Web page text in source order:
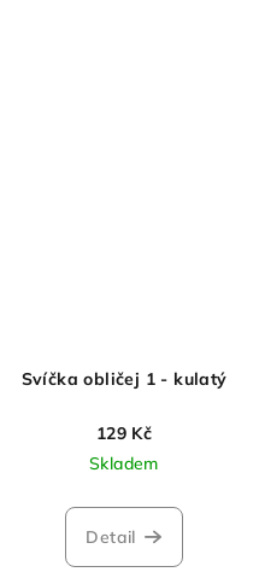
Svíčka obličej 1 - kulatý
129 Kč
Skladem
Detail